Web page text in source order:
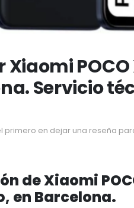
Xiaomi POCO
Servicio
primero en dejar una reseña
de Xiaomi
en Barcelona.